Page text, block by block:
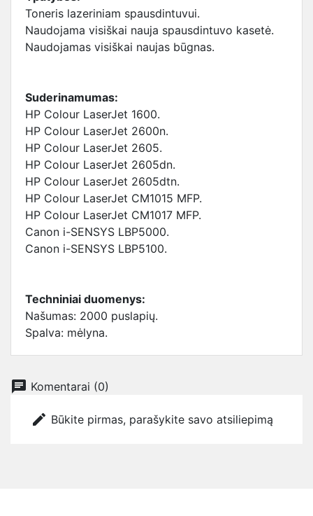
Toneris lazeriniam spausdintuvui.
Naudojama visiškai nauja spausdintuvo kasetė.
Naudojamas visiškai naujas būgnas.
Suderinamumas:
HP Colour LaserJet 1600.
HP Colour LaserJet 2600n.
HP Colour LaserJet 2605.
HP Colour LaserJet 2605dn.
HP Colour LaserJet 2605dtn.
HP Colour LaserJet CM1015 MFP.
HP Colour LaserJet CM1017 MFP.
Canon i-SENSYS LBP5000.
Canon i-SENSYS LBP5100.
Techniniai duomenys:
Našumas: 2000 puslapių.
Spalva: mėlyna.
chat Komentarai (0)
edit Būkite pirmas, parašykite savo atsiliepimą